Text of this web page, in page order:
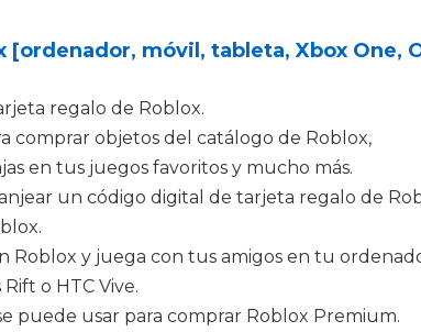
[ordenador, móvil, tableta, Xbox One,
regalo de Roblox.
comprar objetos del catálogo de Roblox,
en tus juegos favoritos y mucho más.
un código digital de tarjeta regalo de
Roblox y juega con tus amigos en tu
o HTC Vive.
puede usar para comprar Roblox Premium.